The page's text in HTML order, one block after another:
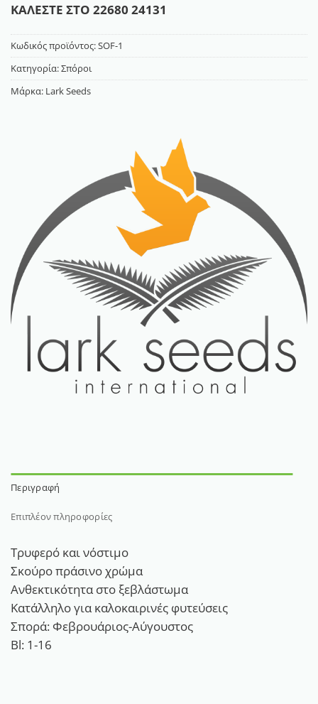
ΚΑΛΕΣΤΕ ΣΤΟ 22680 24131
Κωδικός προϊόντος:SOF-1
Κατηγορία:Σπόροι
Μάρκα: Lark Seeds
Περιγραφή
Επιπλέον πληροφορίες
Τρυφερό και νόστιμο
Σκούρο πράσινο χρώμα
Ανθεκτικότητα στο ξεβλάστωμα
Κατάλληλο για καλοκαιρινές φυτεύσεις
Σπορά: Φεβρουάριος-Αύγουστος
Bl: 1-16